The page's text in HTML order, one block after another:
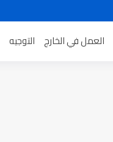
العمل في الخارج التوجيه